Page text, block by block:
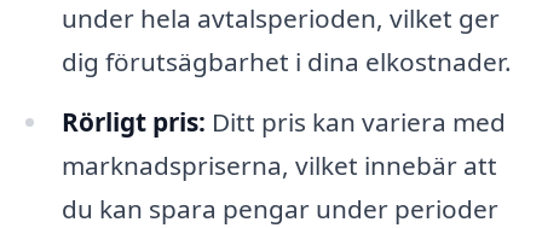
under hela avtalsperioden, vilket ger
dig förutsägbarhet i dina elkostnader.
Rörligt pris: Ditt pris kan variera med
marknadspriserna, vilket innebär att
du kan spara pengar under perioder